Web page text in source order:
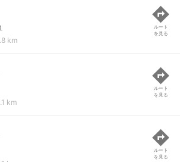
km
ルート
を見る
km
ルート
を見る
ルート
を見る